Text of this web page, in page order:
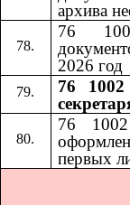
архива
76
2026 год
76
76
первых